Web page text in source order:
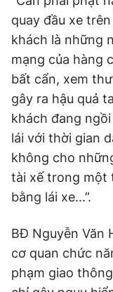
quay đầu xe
khách là những
mạng của hàng
bất cẩn, xem
gây ra hậu quả
khách đang
lái với thời gian
không cho
tài xế trong một
bằng lái xe...”.
BĐ Nguyễn Văn
cơ quan chức
phạm giao